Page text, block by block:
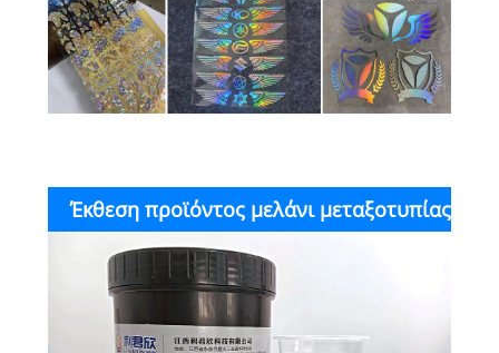
Έκθεση προϊόντος μελάνι μεταξοτυπίας
απευθείας εκτύπωσης UVLED PVC